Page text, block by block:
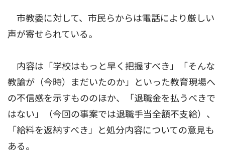
市教委に対して、市民らからは電話により厳しい
声が寄せられている。
内容は「学校はもっと早く把握すべき」「そんな
教諭が（今時）まだいたのか」といった教育現場へ
の不信感を示すもののほか、「退職金を払うべきで
はない」（今回の事案では退職手当全額不支給）、
「給料を返納すべき」と処分内容についての意見も
ある。